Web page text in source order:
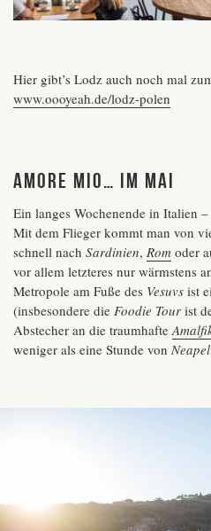
Hier gibt’s Lodz auch noch mal
www.oooyeah.de/lodz-polen
Amore mio… im Mai
Ein langes Wochenende in Italien
Mit dem Flieger kommt man von
schnell nach Sardinien, Rom oder
vor allem letzteres nur wärmstens
Metropole am Fuße des Vesuvs ist
(insbesondere die Foodie Tour ist
Abstecher an die traumhafte
weniger als eine Stunde von Neapel